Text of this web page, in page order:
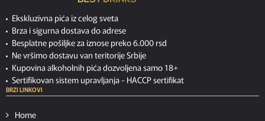
Ekskluzivna pića iz celog sveta
Brza i sigurna dostava do adrese
Besplatne pošiljke za iznose preko 6.000 rsd
Ne vršimo dostavu van teritorije Srbije
Kupovina alkoholnih pića dozvoljena samo 18+
Sertifikovan sistem upravljanja - HACCP sertifikat
BRZI LINKOVI
Home